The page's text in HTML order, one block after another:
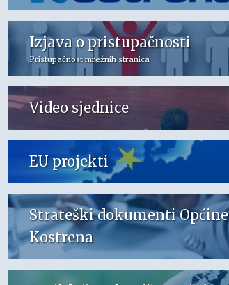
Izjava o pristupačnosti
Pristupačnost mrežnih stranica
Video sjednice
EU projekti
Strateški dokumenti Općine
Kostrena